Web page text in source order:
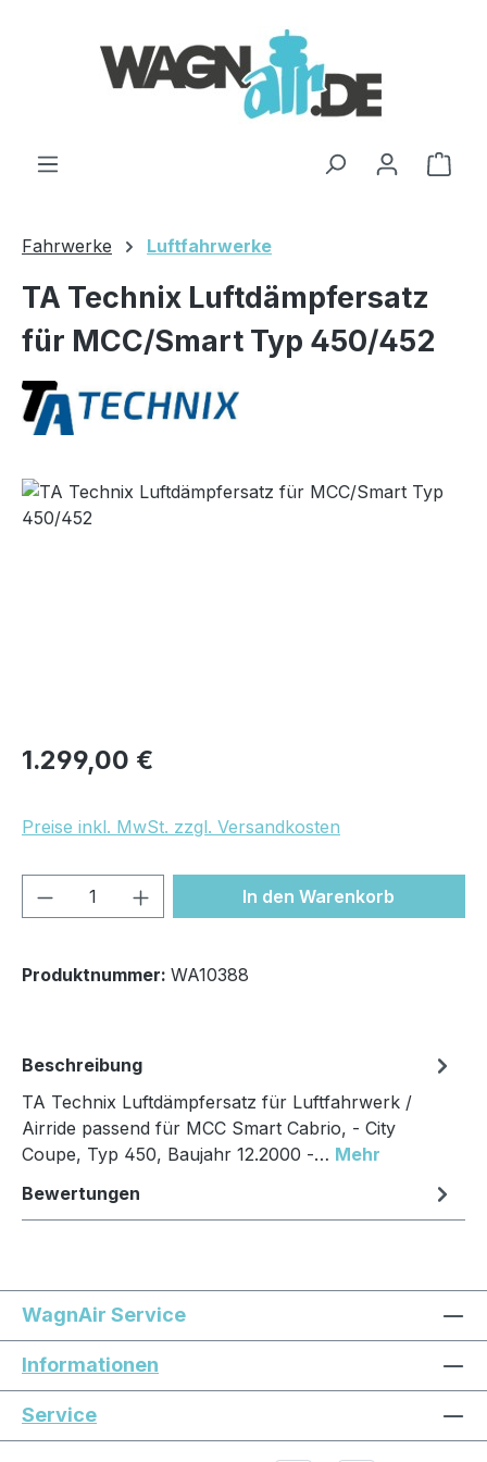
Fahrwerke Luftfahrwerke
TA Technix Luftdämpfersatz
für MCC/Smart Typ 450/452
Bildergalerie überspringen
Regulärer Preis:
1.299,00 €
Preise inkl. MwSt. zzgl. Versandkosten
Produkt Anzahl: Gib denIn den Warenkorb
Produktnummer: WA10388
Beschreibung
TA Technix Luftdämpfersatz für Luftfahrwerk /
Airride passend für MCC Smart Cabrio, - City
Coupe, Typ 450, Baujahr 12.2000 -… Mehr
Bewertungen
WagnAir Service
Informationen
Service